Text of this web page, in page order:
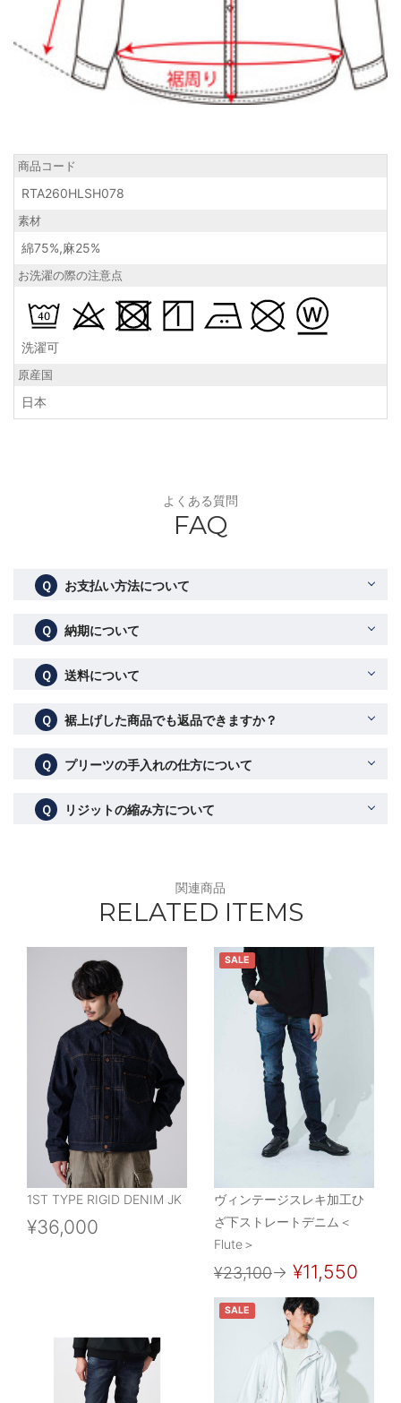
商品コード
RTA260HLSH078
素材
綿75%,麻25%
お洗濯の際の注意点
洗濯可
原産国
日本
よくある質問
FAQ
Ｑ お支払い方法について
Ｑ 納期について
Ｑ 送料について
Ｑ 裾上げした商品でも返品できますか？
Ｑ プリーツの手入れの仕方について
Ｑ リジットの縮み方について
関連商品
RELATED ITEMS
1ST TYPE RIGID DENIM JK
¥36,000
SALE
ヴィンテージスレキ加工ひ
ざ下ストレートデニム＜
Flute＞
¥23,100→ ¥11,550
SALE